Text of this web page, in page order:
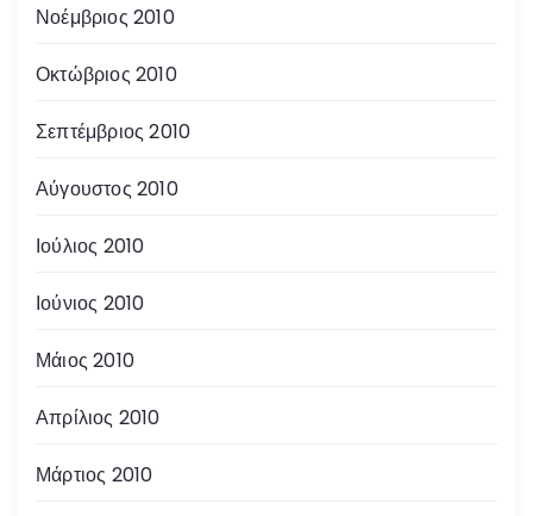
Νοέμβριος 2010
Οκτώβριος 2010
Σεπτέμβριος 2010
Αύγουστος 2010
Ιούλιος 2010
Ιούνιος 2010
Μάιος 2010
Απρίλιος 2010
Μάρτιος 2010